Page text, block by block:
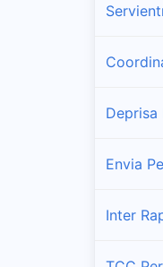
Deprisa
Envia
Inter